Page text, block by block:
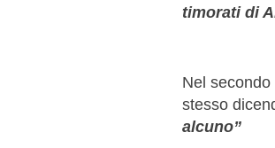
timorati di
Nel
stesso
alcuno”